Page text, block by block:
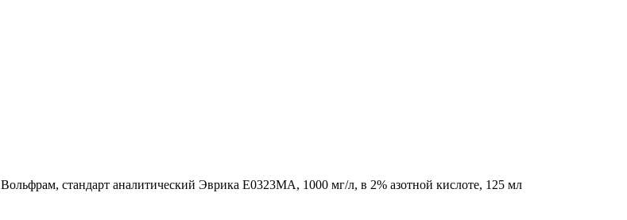
Вольфрам, стандарт аналитический Эврика E0323MA, 1000 мг/л, в 2% азотной кислоте, 125 мл